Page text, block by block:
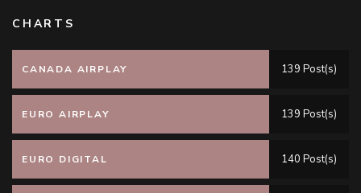
CHARTS
CANADA AIRPLAY 139 Post(s)
EURO AIRPLAY 139 Post(s)
EURO DIGITAL 140 Post(s)